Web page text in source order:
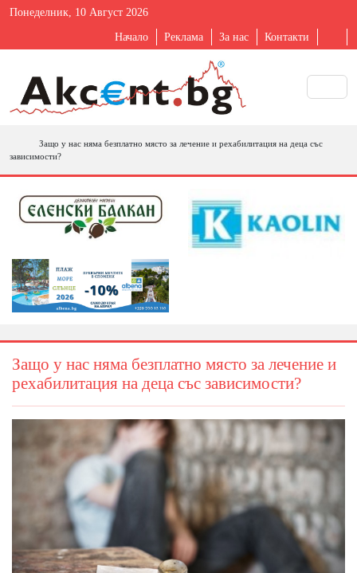
Понеделник, 10 Август 2026
Начало Реклама За нас Контакти
Защо у нас няма безплатно място за лечение и рехабилитация на деца със
зависимости?
Защо у нас няма безплатно място за лечение и
рехабилитация на деца със зависимости?